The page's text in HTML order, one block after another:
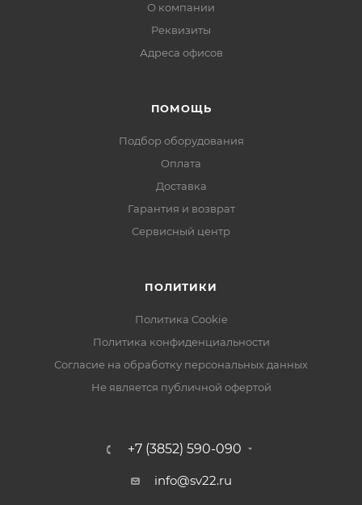
О компании
Реквизиты
Адреса офисов
ПОМОЩЬ
Подбор оборудования
Оплата
Доставка
Гарантия и возврат
Сервисный центр
ПОЛИТИКИ
Политика Cookie
Политика конфиденциальности
Согласие на обработку персональных данных
Не является публичной офертой
+7 (3852) 590-090
info@sv22.ru